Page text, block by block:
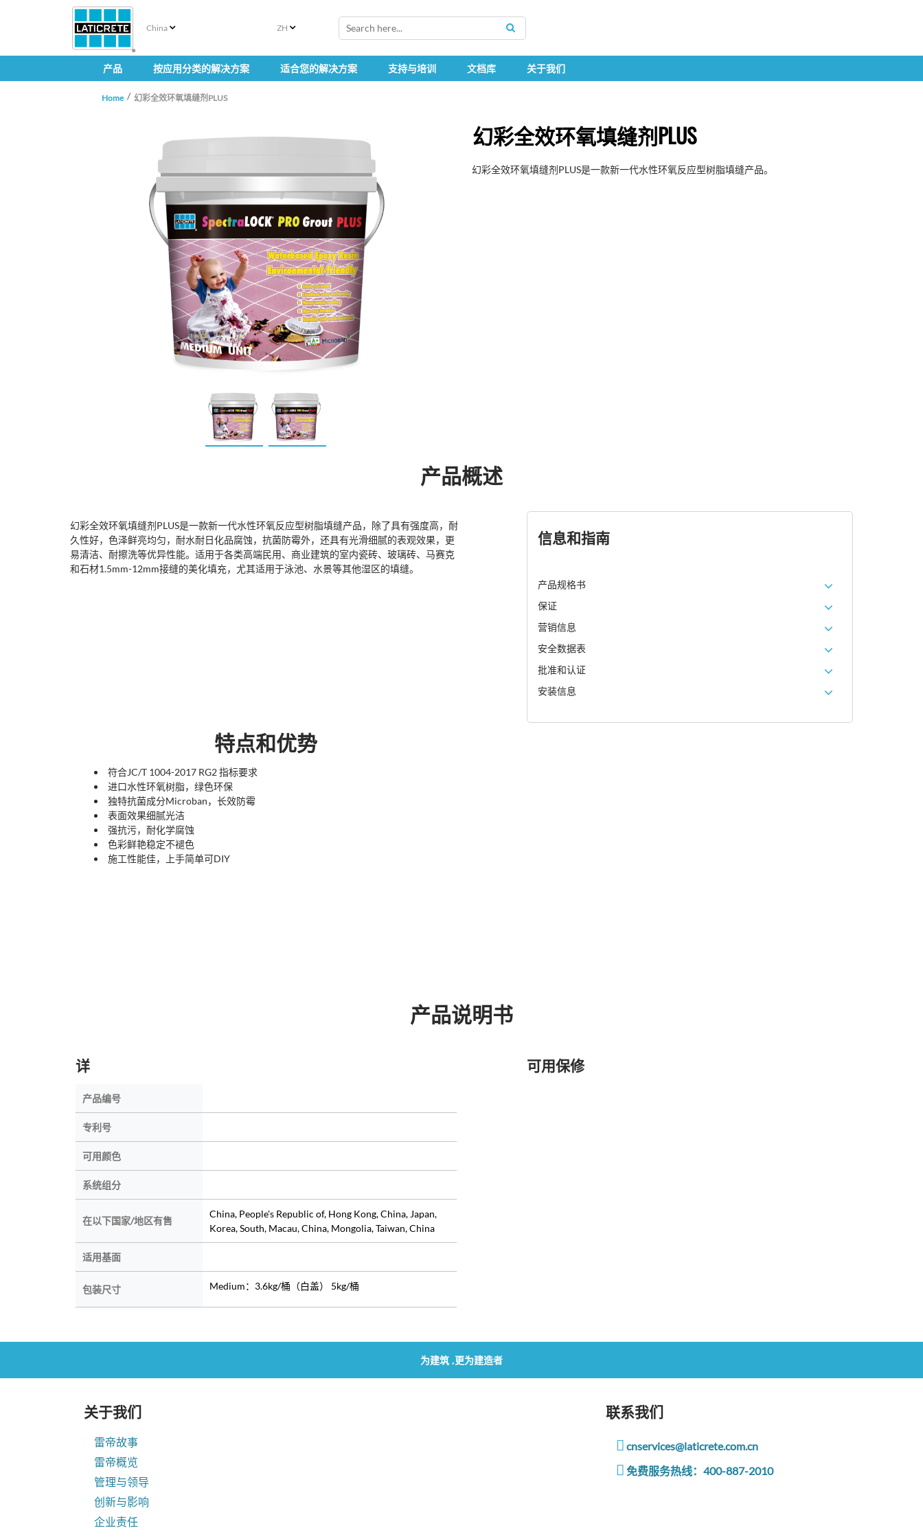
China ZH
SEARCH
产品 按应用分类的解决方案 适合您的解决方案 支持与培训 文档库 关于我们
Home 幻彩全效环氧填缝剂PLUS
幻彩全效环氧填缝剂PLUS
幻彩全效环氧填缝剂PLUS是一款新一代水性环氧反应型树脂填缝产品。
产品概述
幻彩全效环氧填缝剂PLUS是一款新一代水性环氧反应型树脂填缝产品，除了具有强度高，耐
久性好，色泽鲜亮均匀，耐水耐日化品腐蚀，抗菌防霉外，还具有光滑细腻的表观效果，更
易清洁、耐擦洗等优异性能。适用于各类高端民用、商业建筑的室内瓷砖、玻璃砖、马赛克
和石材1.5mm-12mm接缝的美化填充，尤其适用于泳池、水景等其他湿区的填缝。
信息和指南
产品规格书
保证
营销信息
安全数据表
批准和认证
安装信息
特点和优势
符合JC/T 1004-2017 RG2指标要求
进口水性环氧树脂，绿色环保
独特抗菌成分Microban，长效防霉
表面效果细腻光洁
强抗污，耐化学腐蚀
色彩鲜艳稳定不褪色
施工性能佳，上手简单可DIY
产品说明书
详
产品编号
专利号
可用颜色
系统组分
在以下国家/地区有售
China, People's Republic of, Hong Kong, China, Japan,
Korea, South, Macau, China, Mongolia, Taiwan, China
适用基面
包装尺寸 Medium：3.6kg/桶（白盖） 5kg/桶
可用保修
为建筑 ,更为建造者
关于我们
雷帝故事
雷帝概览
管理与领导
创新与影响
企业责任
联系我们
cnservices@laticrete.com.cn
免费服务热线：400-887-2010